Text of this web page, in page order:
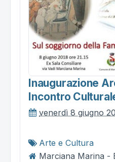
Inaugurazione
Incontro
venerdì 8 giugno
Arte e Cultura
Marciana Marina -